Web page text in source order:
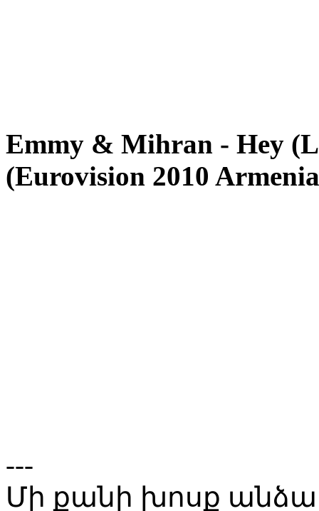
Emmy & Mihran - Hey
(Eurovision 2010
---
Մի քանի խոսք